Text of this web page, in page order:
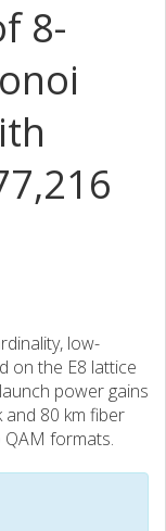
8-
low-
on the E8 lattice
power gains
80 km fiber
formats.